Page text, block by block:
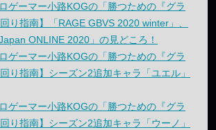
ゲーマー小路KOGの「勝つための『グラ
り指南】「RAGE GBVS 2020 winter」、
ONLINE 2020」の見どころ！
ゲーマー小路KOGの「勝つための『グラ
り指南】シーズン2追加キャラ「ユエル」
ゲーマー小路KOGの「勝つための『グラ
り指南】シーズン2追加キャラ「ウーノ」